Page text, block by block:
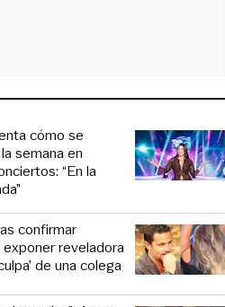
cómo se
semana en
“En la
confirmar
reveladora
de una colega